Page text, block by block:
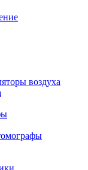
воздуха